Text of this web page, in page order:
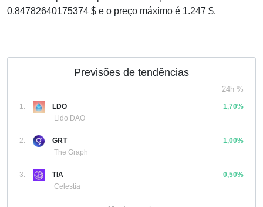
0.84782640175374 $ e o preço máximo é 1.247 $.
Previsões de tendências
24h %
1.
LDO
Lido DAO
1,70%
2.
GRT
The Graph
1,00%
3.
TIA
Celestia
0,50%